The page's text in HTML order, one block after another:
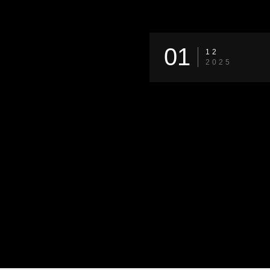
01
12
2025